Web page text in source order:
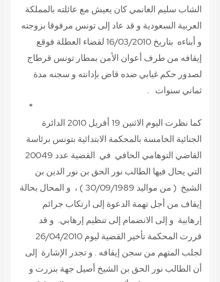
الشاب سليم الغانمي كان يعيش مع عائلته بالمملكة
العربية السعودية و قد عاد إلى تونس مرفوقا بزوجته
و أبناءه بتاريخ 16/03/2010 لقضاء العطلة فوقع
إيقافه من طرف أعوان الأمن بمطار تونس قرطاج
لصدور حكم غيابي ضده قاض بإدانته و سجنه مدة
ثماني سنوات .
*
كما نظرت اليوم الاثنين 19 أفريل 2010 الدائرة
الجنائية الخامسة بالمحكمة الابتدائية بتونس برئاسة
القاضي التوهامي الحافي في القضية عدد 20049
التي يحال فيها الطالب نور الحق بن نور الدين بن
الشيخ ( من مواليد 30/09/1989 ) ، و المحال بحالة
إيقاف من أجل تهمة الدعوة إلى ارتكاب جرائم
إرهابية و إلى الانضمام إلى تنظيم إرهابي. و قد
قررت المحكمة تأخير القضية ليوم 26/04/2010
لجلب المتهم من سجن إيقافه . و تجدر الإشارة إلى
أن الطالب نور الحق بن الشيخ أصيل جهة بنزرت و